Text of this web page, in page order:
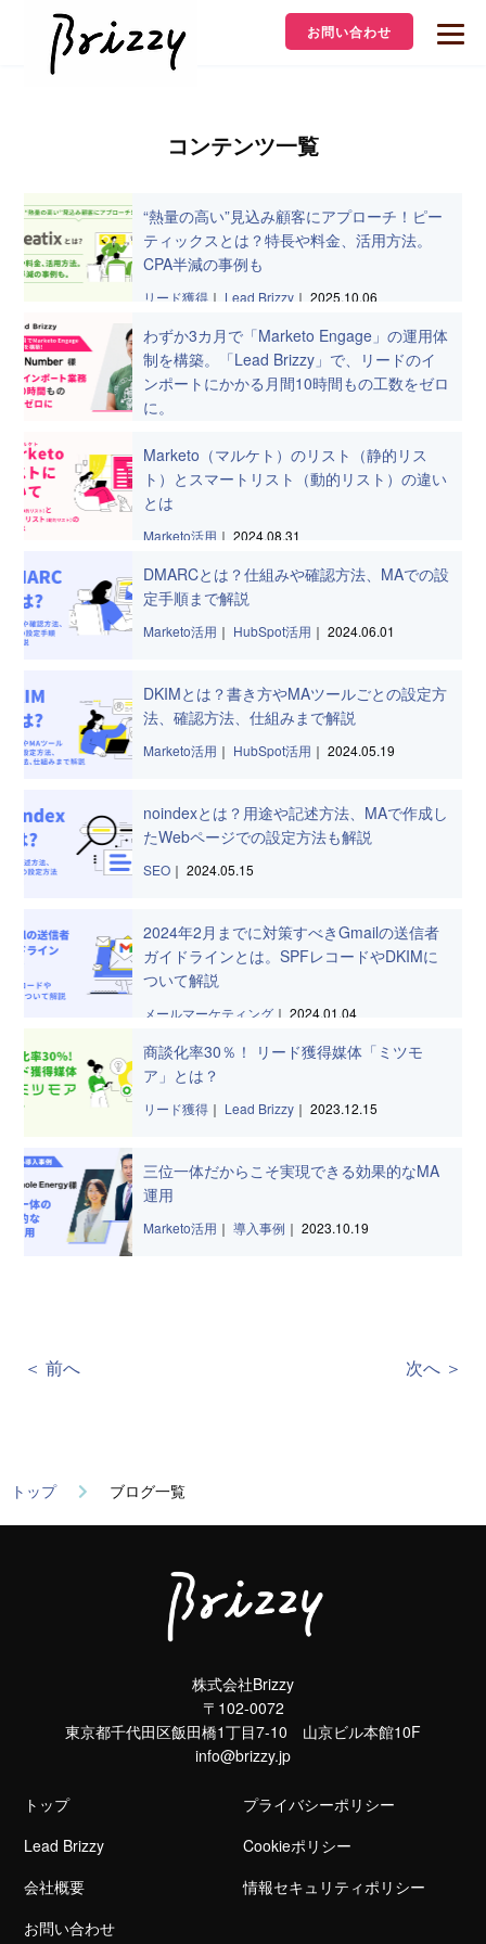
お問い合わせ
コンテンツ一覧
“熱量の高い”見込み顧客にアプローチ！ピー
ティックスとは？特長や料金、活用方法。
CPA半減の事例も
リード獲得 ｜ Lead Brizzy ｜ 2025.10.06
わずか3カ月で「Marketo Engage」の運用体
制を構築。「Lead Brizzy」で、リードのイ
ンポートにかかる月間10時間もの工数をゼロ
に。
Marketo活用
Marketo（マルケト）のリスト（静的リス
ト）とスマートリスト（動的リスト）の違い
とは
Marketo活用 ｜ 2024.08.31
DMARCとは？仕組みや確認方法、MAでの設
定手順まで解説
Marketo活用 ｜ HubSpot活用 ｜ 2024.06.01
DKIMとは？書き方やMAツールごとの設定方
法、確認方法、仕組みまで解説
Marketo活用 ｜ HubSpot活用 ｜ 2024.05.19
noindexとは？用途や記述方法、MAで作成し
たWebページでの設定方法も解説
SEO ｜ 2024.05.15
2024年2月までに対策すべきGmailの送信者
ガイドラインとは。SPFレコードやDKIMに
ついて解説
メールマーケティング ｜ 2024.01.04
商談化率30％！ リード獲得媒体「ミツモ
ア」とは？
リード獲得 ｜ Lead Brizzy ｜ 2023.12.15
三位一体だからこそ実現できる効果的なMA
運用
Marketo活用 ｜ 導入事例 ｜ 2023.10.19
＜ 前へ 次へ ＞
トップ ブログ一覧
株式会社Brizzy
〒102-0072
東京都千代田区飯田橋1丁目7-10 山京ビル本館10F
info@brizzy.jp
トップ
Lead Brizzy
会社概要
プライバシーポリシー
Cookieポリシー
情報セキュリティポリシー
お問い合わせ